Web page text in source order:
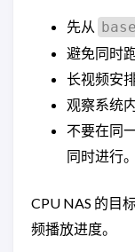
先从 base
避免同时
长视频安
观察系统
不要在同
同时进行。
CPU NAS 的目
频播放进度。